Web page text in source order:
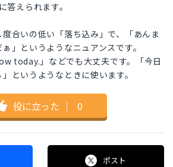
えられます。
合いの低い「落ち込み」で、「あんま
」というようなニュアンスです。
today.」などでも大丈夫です。「今日
というようなときに使います。
役に立った ｜ 0
ポスト